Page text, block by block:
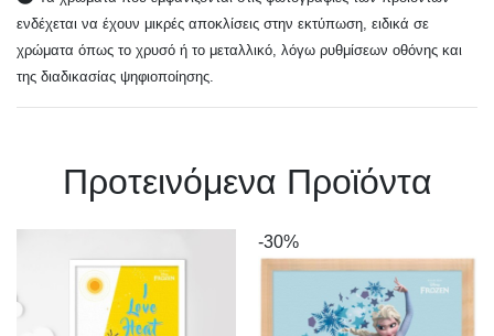
ενδέχεται να έχουν μικρές αποκλίσεις στην εκτύπωση, ειδικά σε
χρώματα όπως το χρυσό ή το μεταλλικό, λόγω ρυθμίσεων οθόνης και
της διαδικασίας ψηφιοποίησης.
Πρoτεινόμενα Προϊόντα
-30%